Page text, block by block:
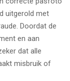
uitgerold met
Doordat de
en aan
dat alle
misbruik of